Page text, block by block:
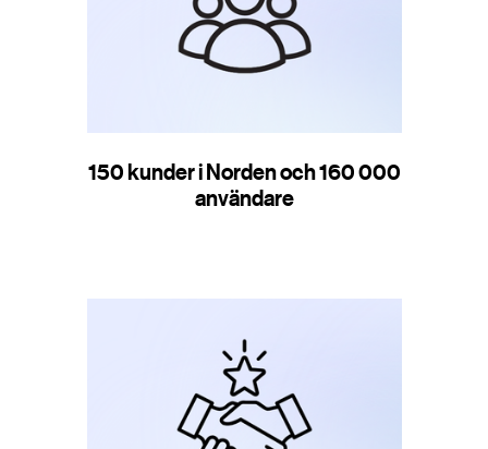
150 kunder i Norden och 160 000
användare